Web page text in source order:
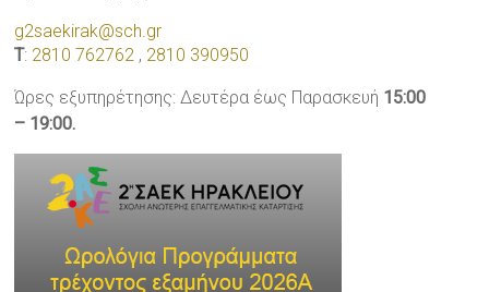
g2saekirak@sch.gr
T: 2810 762762 , 2810 390950
Ώρες εξυπηρέτησης: Δευτέρα έως Παρασκευή 15:00
– 19:00.